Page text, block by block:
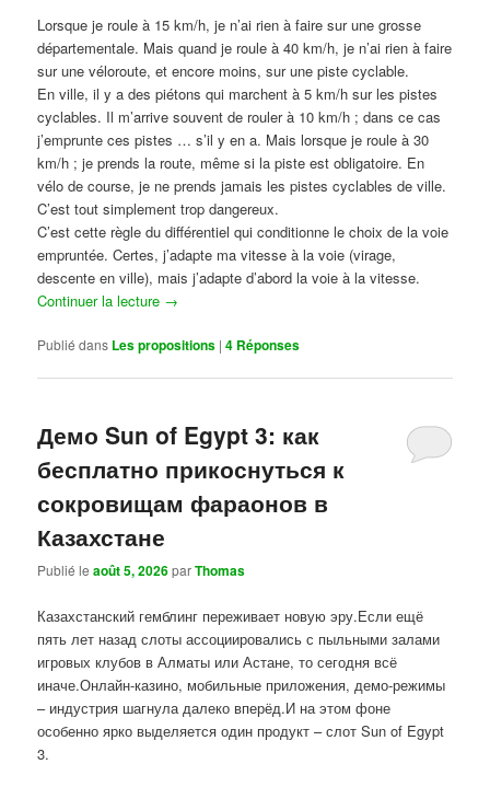
Lorsque je roule à 15 km/h, je n’ai rien à faire sur une grosse
départementale. Mais quand je roule à 40 km/h, je n’ai rien à faire
sur une véloroute, et encore moins, sur une piste cyclable.
En ville, il y a des piétons qui marchent à 5 km/h sur les pistes
cyclables. Il m’arrive souvent de rouler à 10 km/h ; dans ce cas
j’emprunte ces pistes … s’il y en a. Mais lorsque je roule à 30
km/h ; je prends la route, même si la piste est obligatoire. En
vélo de course, je ne prends jamais les pistes cyclables de ville.
C’est tout simplement trop dangereux.
C’est cette règle du différentiel qui conditionne le choix de la voie
empruntée. Certes, j’adapte ma vitesse à la voie (virage,
descente en ville), mais j’adapte d’abord la voie à la vitesse.
Continuer la lecture →
Publié dans Les propositions |4 Réponses
Демо Sun of Egypt 3: как
бесплатно прикоснуться к
сокровищам фараонов в
Казахстане
Publié leaoût 5, 2026parThomas
Казахстанский гемблинг переживает новую эру.Если ещё
пять лет назад слоты ассоциировались с пыльными залами
игровых клубов в Алматы или Астане, то сегодня всё
иначе.Онлайн-казино, мобильные приложения, демо-режимы
– индустрия шагнула далеко вперёд.И на этом фоне
особенно ярко выделяется один продукт – слот Sun of Egypt
3.